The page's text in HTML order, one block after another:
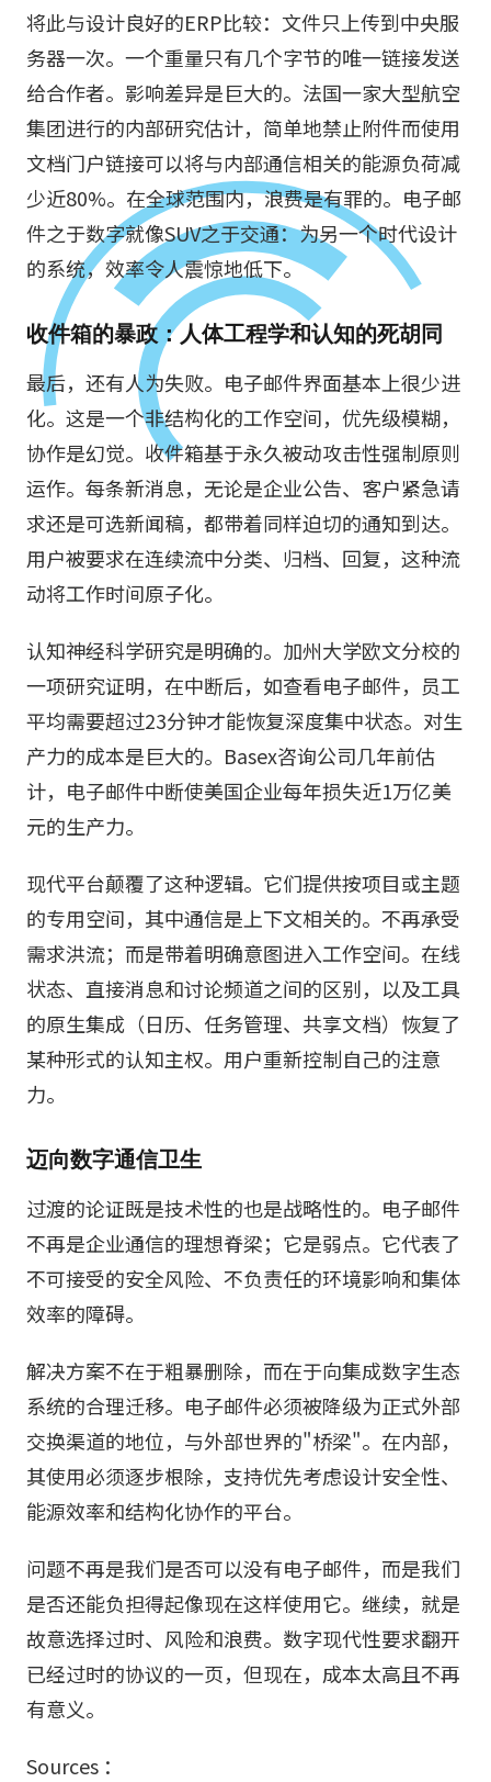
将此与设计良好的ERP比较：文件只上传到中央服
务器一次。一个重量只有几个字节的唯一链接发送
给合作者。影响差异是巨大的。法国一家大型航空
集团进行的内部研究估计，简单地禁止附件而使用
文档门户链接可以将与内部通信相关的能源负荷减
少近80%。在全球范围内，浪费是有罪的。电子邮
件之于数字就像SUV之于交通：为另一个时代设计
的系统，效率令人震惊地低下。
收件箱的暴政：人体工程学和认知的死胡同
最后，还有人为失败。电子邮件界面基本上很少进
化。这是一个非结构化的工作空间，优先级模糊，
协作是幻觉。收件箱基于永久被动攻击性强制原则
运作。每条新消息，无论是企业公告、客户紧急请
求还是可选新闻稿，都带着同样迫切的通知到达。
用户被要求在连续流中分类、归档、回复，这种流
动将工作时间原子化。
认知神经科学研究是明确的。加州大学欧文分校的
一项研究证明，在中断后，如查看电子邮件，员工
平均需要超过23分钟才能恢复深度集中状态。对生
产力的成本是巨大的。Basex咨询公司几年前估
计，电子邮件中断使美国企业每年损失近1万亿美
元的生产力。
现代平台颠覆了这种逻辑。它们提供按项目或主题
的专用空间，其中通信是上下文相关的。不再承受
需求洪流；而是带着明确意图进入工作空间。在线
状态、直接消息和讨论频道之间的区别，以及工具
的原生集成（日历、任务管理、共享文档）恢复了
某种形式的认知主权。用户重新控制自己的注意
力。
迈向数字通信卫生
过渡的论证既是技术性的也是战略性的。电子邮件
不再是企业通信的理想脊梁；它是弱点。它代表了
不可接受的安全风险、不负责任的环境影响和集体
效率的障碍。
解决方案不在于粗暴删除，而在于向集成数字生态
系统的合理迁移。电子邮件必须被降级为正式外部
交换渠道的地位，与外部世界的"桥梁"。在内部，
其使用必须逐步根除，支持优先考虑设计安全性、
能源效率和结构化协作的平台。
问题不再是我们是否可以没有电子邮件，而是我们
是否还能负担得起像现在这样使用它。继续，就是
故意选择过时、风险和浪费。数字现代性要求翻开
已经过时的协议的一页，但现在，成本太高且不再
有意义。
Sources ：